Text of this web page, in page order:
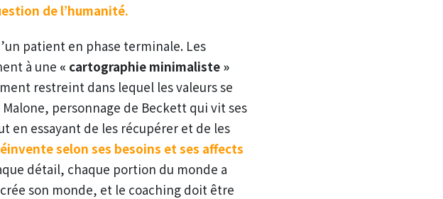
de l’humanité.
patient en phase terminale. Les
à une « cartographie minimaliste »
restreint dans lequel les valeurs se
personnage de Beckett qui vit ses
en essayant de les récupérer et de les
selon ses besoins et ses affects
détail, chaque portion du monde a
son monde, et le coaching doit être